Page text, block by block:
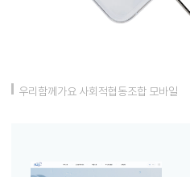
우리함께가요 사회적협동조합 모바일